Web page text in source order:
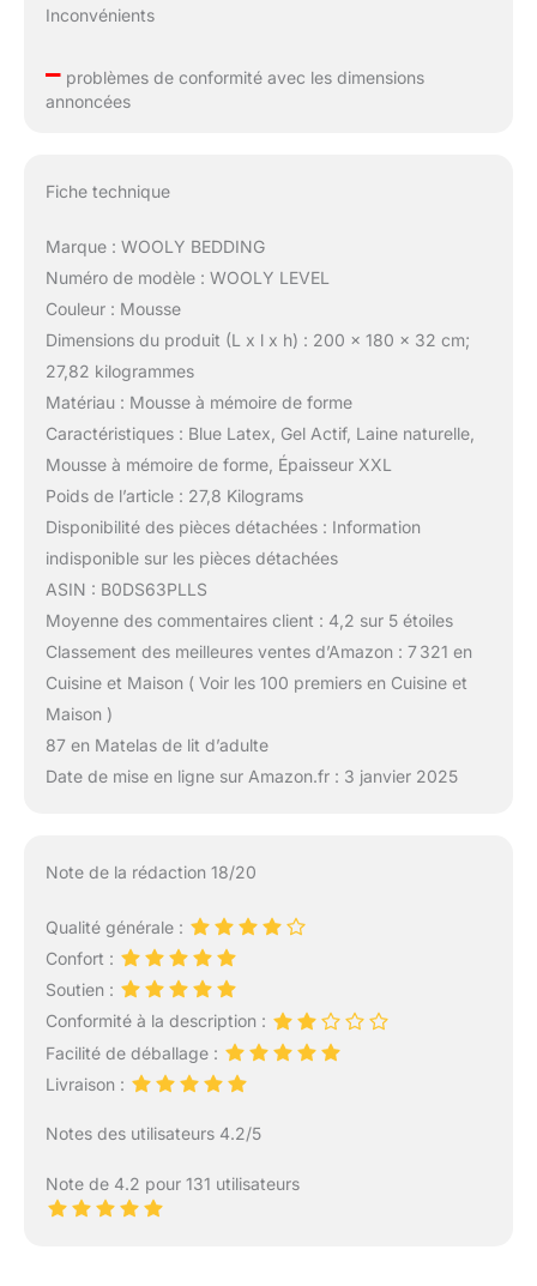
Inconvénients
–problèmes de conformité avec les dimensions
annoncées
Fiche technique
Marque : WOOLY BEDDING
Numéro de modèle : WOOLY LEVEL
Couleur : Mousse
Dimensions du produit (L x l x h) : 200 x 180 x 32 cm;
27,82 kilogrammes
Matériau : Mousse à mémoire de forme
Caractéristiques : Blue Latex, Gel Actif, Laine naturelle,
Mousse à mémoire de forme, Épaisseur XXL
Poids de l’article : 27,8 Kilograms
Disponibilité des pièces détachées : Information
indisponible sur les pièces détachées
ASIN : B0DS63PLLS
Moyenne des commentaires client : 4,2 sur 5 étoiles
Classement des meilleures ventes d’Amazon : 7 321 en
Cuisine et Maison ( Voir les 100 premiers en Cuisine et
Maison )
87 en Matelas de lit d’adulte
Date de mise en ligne sur Amazon.fr : 3 janvier 2025
Note de la rédaction 18/20
Qualité générale :
Confort :
Soutien :
Conformité à la description :
Facilité de déballage :
Livraison :
Notes des utilisateurs 4.2/5
Note de 4.2 pour 131 utilisateurs